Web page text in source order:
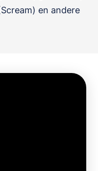
en andere